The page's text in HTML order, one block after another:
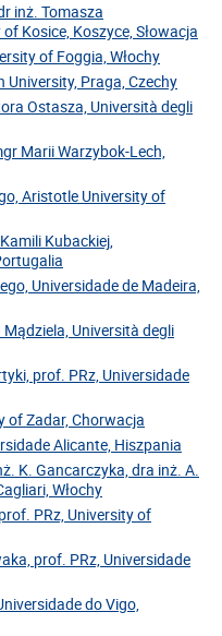
inż. Tomasza
Kosice, Koszyce, Słowacja
of Foggia, Włochy
University, Praga, Czechy
Ostasza, Università degli
Marii Warzybok-Lech,
Aristotle University of
Kubackiej,
Universidade de Madeira,
Università degli
prof. PRz, Universidade
of Zadar, Chorwacja
Alicante, Hiszpania
K. Gancarczyka, dra inż. A.
Włochy
PRz, University of
prof. PRz, Universidade
do Vigo,